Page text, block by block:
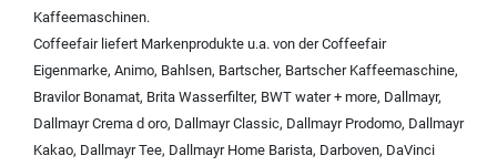
Kaffeemaschinen.
Coffeefair liefert Markenprodukte u.a. von derCoffeefair
Eigenmarke, Animo, Bahlsen, Bartscher, Bartscher Kaffeemaschine,
Bravilor Bonamat, Brita Wasserfilter, BWT water + more, Dallmayr,
Dallmayr Crema d oro, Dallmayr Classic, Dallmayr Prodomo, Dallmayr
Kakao, Dallmayr Tee, Dallmayr Home Barista, Darboven, DaVinci